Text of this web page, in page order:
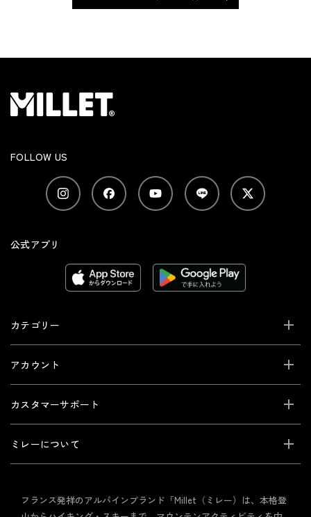
FOLLOW US
公式アプリ
カテゴリー
アカウント
カスタマーサポート
ミレーについて
フランス発祥のアルパインブランド「Millet（ミレー）は、本格登